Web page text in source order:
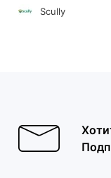
Scully